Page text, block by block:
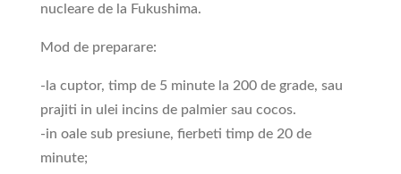
nucleare de la Fukushima.
Mod de preparare:
-la cuptor, timp de 5 minute la 200 de grade, sau
prajiti in ulei incins de palmier sau cocos.
-in oale sub presiune, fierbeti timp de 20 de
minute;